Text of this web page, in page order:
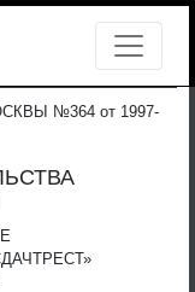
№364 от 1997-